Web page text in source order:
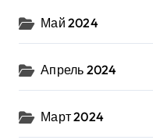
Май 2024
Апрель 2024
Март 2024